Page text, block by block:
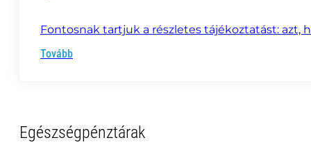
Fontosnak tartjuk a részletes tájékoztatást: azt,
Tovább
Egészségpénztárak